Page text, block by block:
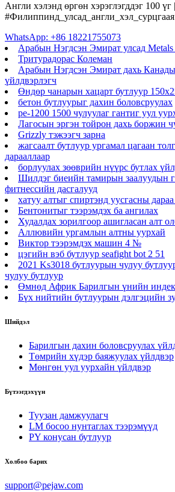
Англи хэлэнд өргөн хэрэглэгддэг 100 үг |
WhatsApp: +86 18221755073
Арабын Нэгдсэн Эмират улсад
Тритурадорас Колеман
Арабын Нэгдсэн Эмират дахь
үйлдвэрлэгч
Өндөр чанарын хацарт бутлуур
бетон бутлуурыг дахин боловсруулах
pe-1200 1500 чулуулаг гантиг уул
Лагосын эргэн тойрон дахь боржин
Grizzly тэжээгч зарна
жагсаалт бутлуур ургамал цагаан
дарааллаар
борлуулах зөөврийн нүүрс бутлах
Шилдэг биеийн тамирын заалуудын
фитнессийн дасгалууд
хатуу алтыг спиртэнд уусгасны
Бентонитыг тээрэмдэх ба ангилах
Худалдах зорилгоор ашигласан алт
Аллювийн ургамлын алтны уурхай
Виктор тээрэмдэх машин 4 №
цэгийн вэб бутлуур seafight bot 2 51
2021 Ks3018 бутлуурын чулуу
чулуу бутлуур
Өмнөд Африк Барилгын үнийн
Бүх нийтийн бутлуурын дэлгэцийн
Шийдэл
Барилгын дахин боловсруулах
Төмрийн хүдэр баяжуулах үйлдвэр
Мөнгөн уул уурхайн үйлдвэр
Бүтээгдэхүүн
Туузан дамжуулагч
LM босоо нунтаглах тээрэмүүд
PY конусан бутлуур
Холбоо барих
support@pejaw.com